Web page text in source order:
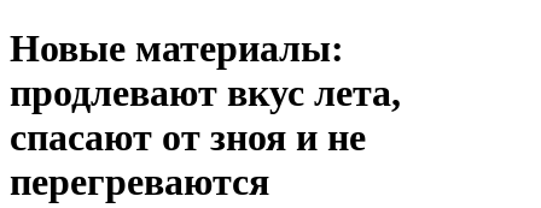
Новые материалы:
продлевают вкус лета,
спасают от зноя и не
перегреваются